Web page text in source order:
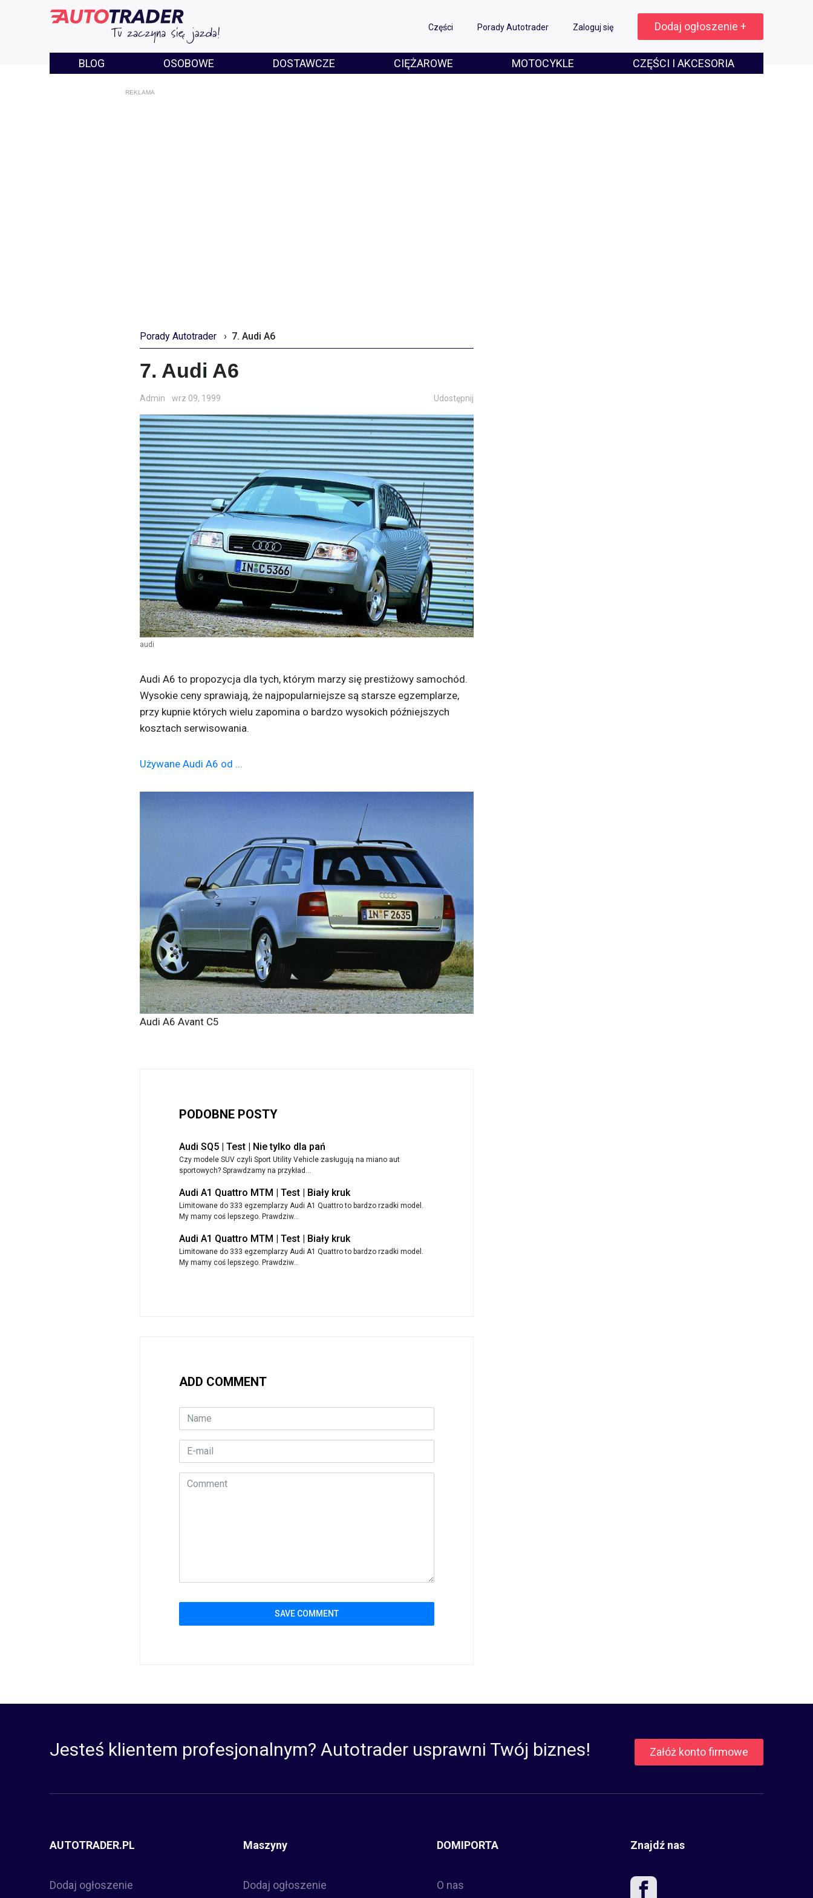
Części Porady Autotrader Zaloguj się Dodaj ogłoszenie +
BLOG OSOBOWE DOSTAWCZE CIĘŻAROWE MOTOCYKLE CZĘŚCI I AKCESORIA
REKLAMA
Porady Autotrader › 7. Audi A6
7. Audi A6
Admin wrz 09, 1999 Udostępnij
audi
Audi A6 to propozycja dla tych, którym marzy się prestiżowy samochód.
Wysokie ceny sprawiają, że najpopularniejsze są starsze egzemplarze,
przy kupnie których wielu zapomina o bardzo wysokich późniejszych
kosztach serwisowania.
Używane Audi A6 od ...
Audi A6 Avant C5
PODOBNE POSTY
Audi SQ5 | Test | Nie tylko dla pań
Czy modele SUV czyli Sport Utility Vehicle zasługują na miano aut
sportowych? Sprawdzamy na przykład...
Audi A1 Quattro MTM | Test | Biały kruk
Limitowane do 333 egzemplarzy Audi A1 Quattro to bardzo rzadki model.
My mamy coś lepszego. Prawdziw...
Audi A1 Quattro MTM | Test | Biały kruk
Limitowane do 333 egzemplarzy Audi A1 Quattro to bardzo rzadki model.
My mamy coś lepszego. Prawdziw...
ADD COMMENT
Jesteś klientem profesjonalnym? Autotrader usprawni Twój biznes! Załóż konto firmowe
AUTOTRADER.PL
Dodaj ogłoszenie
Maszyny
Dodaj ogłoszenie
DOMIPORTA
O nas
Znajdź nas